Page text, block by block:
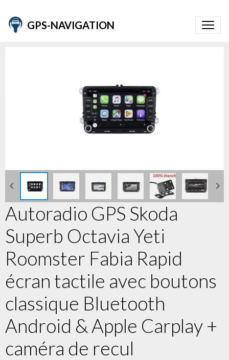
GPS-NAVIGATION
Autoradio GPS Skoda
Superb Octavia Yeti
Roomster Fabia Rapid
écran tactile avec boutons
classique Bluetooth
Android & Apple Carplay +
caméra de recul